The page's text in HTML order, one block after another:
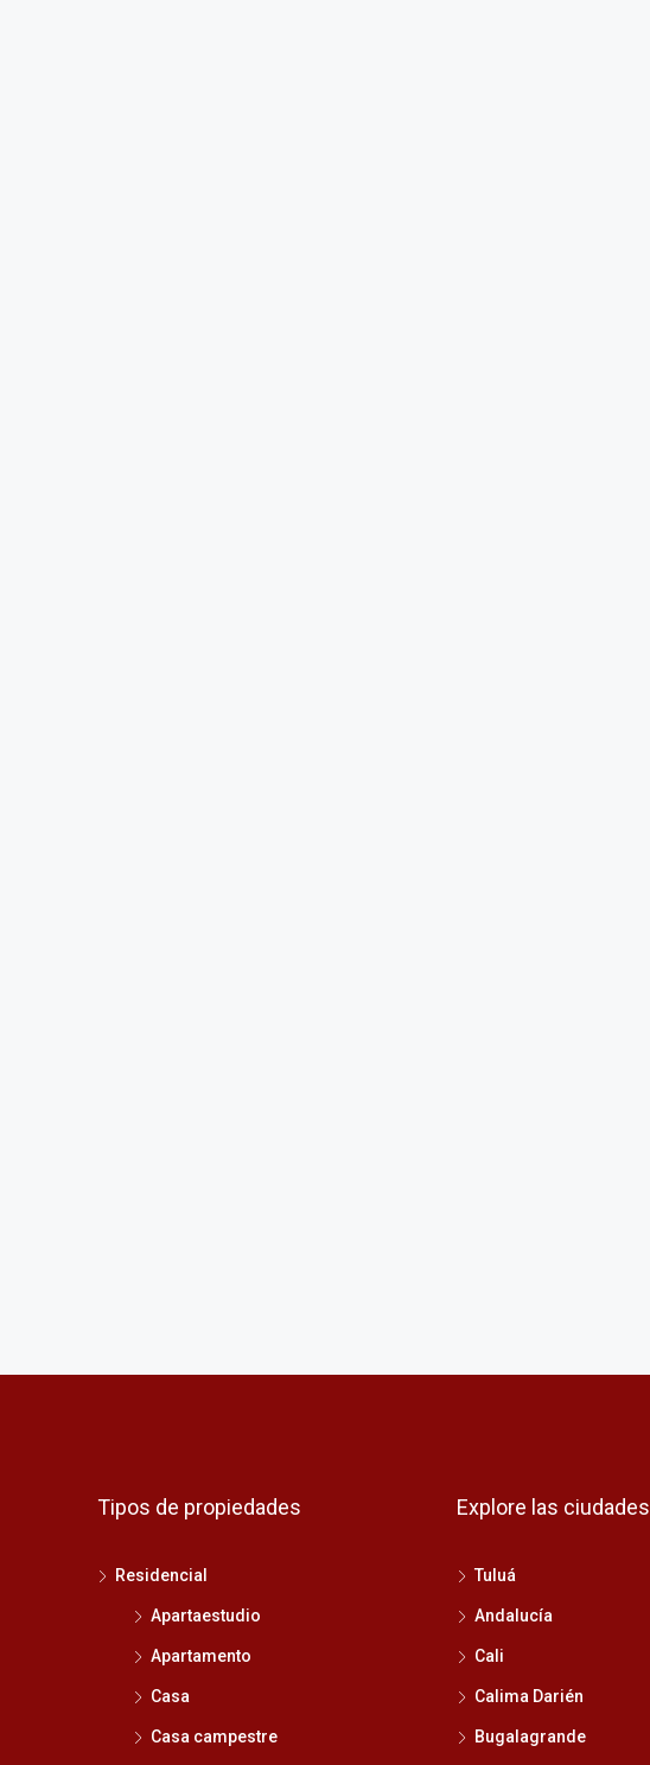
Tipos de propiedades
Residencial
Apartaestudio
Apartamento
Casa
Casa campestre
Explore las ciudades
Tuluá
Andalucía
Cali
Calima Darién
Bugalagrande